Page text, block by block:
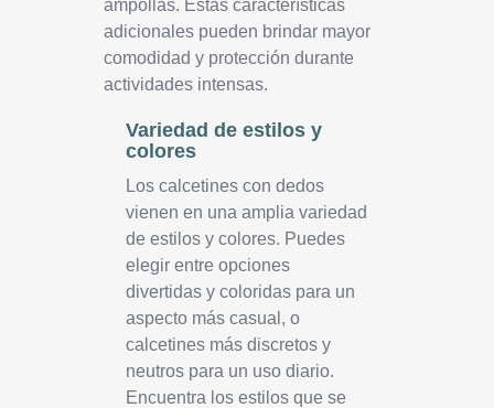
ampollas. Estas características
adicionales pueden brindar mayor
comodidad y protección durante
actividades intensas.
Variedad de estilos y
colores
Los calcetines con dedos
vienen en una amplia variedad
de estilos y colores. Puedes
elegir entre opciones
divertidas y coloridas para un
aspecto más casual, o
calcetines más discretos y
neutros para un uso diario.
Encuentra los estilos que se